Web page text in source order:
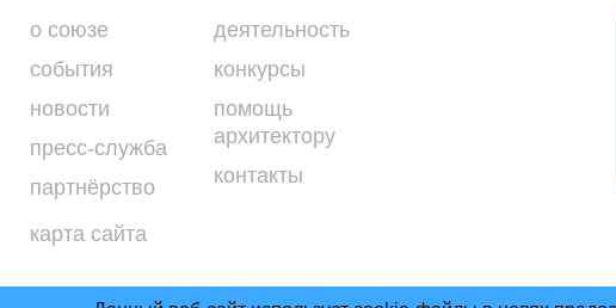
о союзе
события
новости
пресс-служба
партнёрство
деятельность
конкурсы
помощь
архитектору
контакты
карта сайта